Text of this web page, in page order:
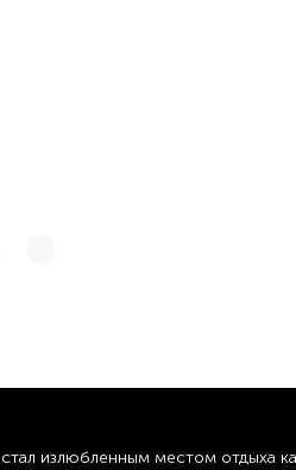
излюбленным местом отдыха